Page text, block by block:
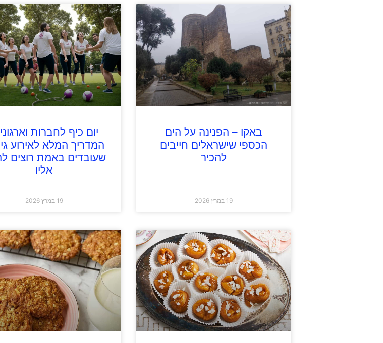
באקו – הפנינה על הים
הכספי שישראלים חייבים
להכיר
19 במרץ 2026
יום כיף לחברות
המדריך המלא לאירוע
שעובדים באמת רוצים
אליו
19 במרץ 2026